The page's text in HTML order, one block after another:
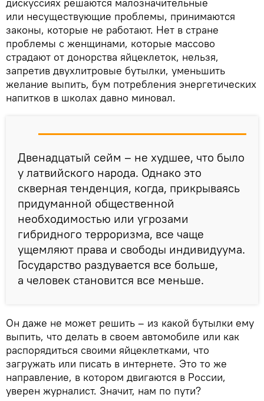
дискуссиях решаются малозначительные
или несуществующие проблемы, принимаются
законы, которые не работают. Нет в стране
проблемы с женщинами, которые массово
страдают от донорства яйцеклеток, нельзя,
запретив двухлитровые бутылки, уменьшить
желание выпить, бум потребления энергетических
напитков в школах давно миновал.
Двенадцатый сейм – не худшее, что было
у латвийского народа. Однако это
скверная тенденция, когда, прикрываясь
придуманной общественной
необходимостью или угрозами
гибридного терроризма, все чаще
ущемляют права и свободы индивидуума.
Государство раздувается все больше,
а человек становится все меньше.
Он даже не может решить – из какой бутылки ему
выпить, что делать в своем автомобиле или как
распорядиться своими яйцеклетками, что
загружать или писать в интернете. Это то же
направление, в котором двигаются в России,
уверен журналист. Значит, нам по пути?